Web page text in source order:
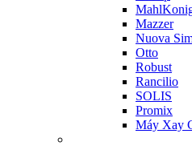
Mazzer
Nuova
Otto
Robust
Rancilio
SOLIS
Promix
Máy Xay